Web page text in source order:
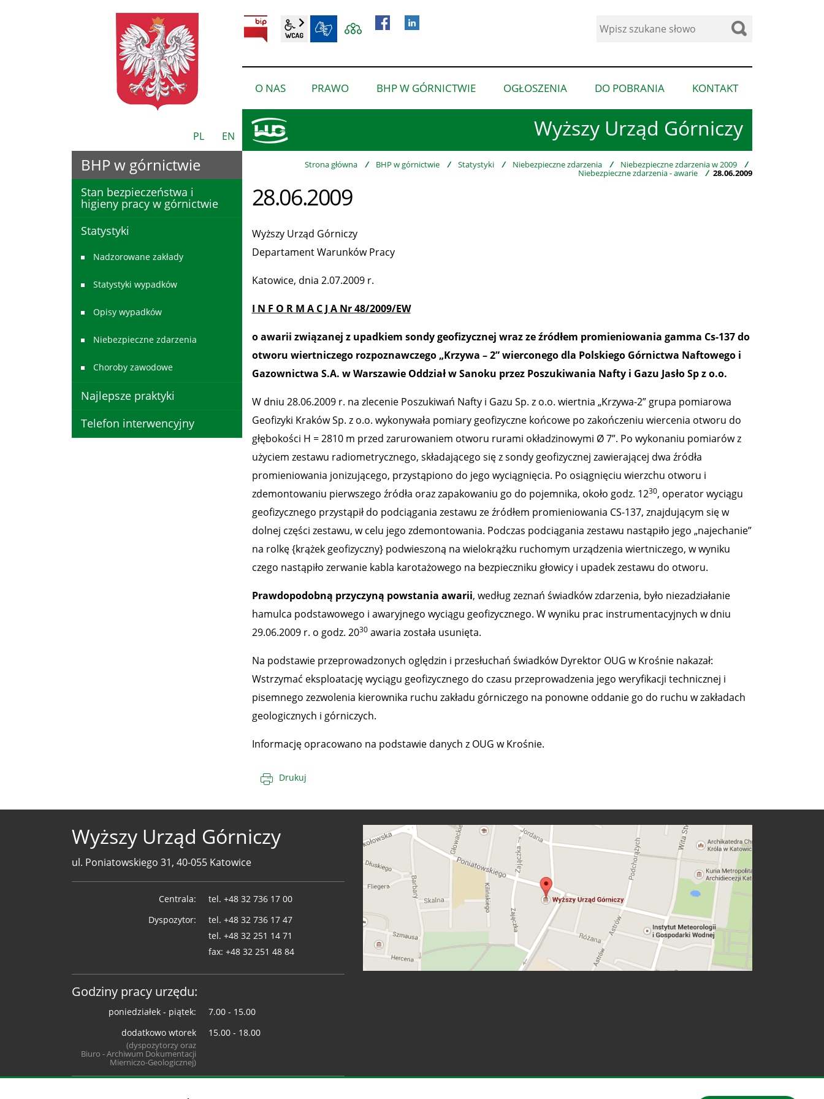
PL EN Wyższy Urząd Górniczy
BIP wcag2.1
Wyszukaj
O NAS
pokaż
podmenu
nas”
PRAWO
pokaż
podmenu
BHP W GÓRNICTWIE
pokaż
podmenu
w
OGŁOSZENIA
pokaż
podmenu
dla
“Ogłoszenia”
DO POBRANIA
pokaż
podmenu
dla
pobrania”
KONTAKT
podmenu
Strona główna / BHP w górnictwie / Statystyki / Niebezpieczne zdarzenia / Niebezpieczne zdarzenia w 2009 /
Niebezpieczne zdarzenia - awarie / 28.06.2009
28.06.2009
Wyższy Urząd Górniczy
Departament Warunków Pracy
Katowice, dnia 2.07.2009 r.
I N F O R M A C J A Nr 48/2009/EW
o awarii związanej z upadkiem sondy geofizycznej wraz ze źródłem promieniowania gamma Cs-137 do
otworu wiertniczego rozpoznawczego „Krzywa – 2” wierconego dla Polskiego Górnictwa Naftowego i
Gazownictwa S.A. w Warszawie Oddział w Sanoku przez Poszukiwania Nafty i Gazu Jasło Sp z o.o.
W dniu 28.06.2009 r. na zlecenie Poszukiwań Nafty i Gazu Sp. z o.o. wiertnia „Krzywa-2” grupa pomiarowa
Geofizyki Kraków Sp. z o.o. wykonywała pomiary geofizyczne końcowe po zakończeniu wiercenia otworu do
głębokości H = 2810 m przed zarurowaniem otworu rurami okładzinowymi Ø 7”. Po wykonaniu pomiarów z
użyciem zestawu radiometrycznego, składającego się z sondy geofizycznej zawierającej dwa źródła
promieniowania jonizującego, przystąpiono do jego wyciągnięcia. Po osiągnięciu wierzchu otworu i
zdemontowaniu pierwszego źródła oraz zapakowaniu go do pojemnika, około godz. 1230, operator wyciągu
geofizycznego przystąpił do podciągania zestawu ze źródłem promieniowania CS-137, znajdującym się w
dolnej części zestawu, w celu jego zdemontowania. Podczas podciągania zestawu nastąpiło jego „najechanie”
na rolkę {krążek geofizyczny} podwieszoną na wielokrążku ruchomym urządzenia wiertniczego, w wyniku
czego nastąpiło zerwanie kabla karotażowego na bezpieczniku głowicy i upadek zestawu do otworu.
Prawdopodobną przyczyną powstania awarii, według zeznań świadków zdarzenia, było niezadziałanie
hamulca podstawowego i awaryjnego wyciągu geofizycznego. W wyniku prac instrumentacyjnych w dniu
29.06.2009 r. o godz. 2030awaria została usunięta.
Na podstawie przeprowadzonych oględzin i przesłuchań świadków Dyrektor OUG w Krośnie nakazał:
Wstrzymać eksploatację wyciągu geofizycznego do czasu przeprowadzenia jego weryfikacji technicznej i
pisemnego zezwolenia kierownika ruchu zakładu górniczego na ponowne oddanie go do ruchu w zakładach
geologicznych i górniczych.
Informację opracowano na podstawie danych z OUG w Krośnie.
Drukuj
BHP w górnictwie
Stan bezpieczeństwa i
higieny pracy w górnictwie
Statystyki
Nadzorowane zakłady
Statystyki wypadków
Opisy wypadków
Niebezpieczne zdarzenia
Choroby zawodowe
Najlepsze praktyki
Telefon interwencyjny
Wyższy Urząd Górniczy
ul. Poniatowskiego 31, 40-055 Katowice
Centrala: tel. +48 32 736 17 00
Dyspozytor:
tel. +48 32 736 17 47
tel. +48 32 251 14 71
fax: +48 32 251 48 84
Godziny pracy urzędu:
poniedziałek - piątek:
7.00 - 15.00
dodatkowo wtorek
(dyspozytorzy oraz
Biuro - Archiwum Dokumentacji
Mierniczo-Geologicznej)
15.00 - 18.00